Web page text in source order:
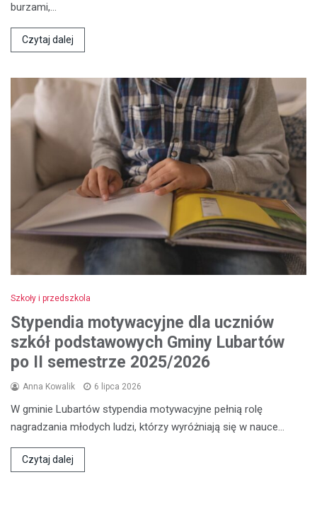
burzami,…
Czytaj dalej
Szkoły i przedszkola
Stypendia motywacyjne dla uczniów
szkół podstawowych Gminy Lubartów
po II semestrze 2025/2026
Anna Kowalik 6 lipca 2026
W gminie Lubartów stypendia motywacyjne pełnią rolę
nagradzania młodych ludzi, którzy wyróżniają się w nauce…
Czytaj dalej